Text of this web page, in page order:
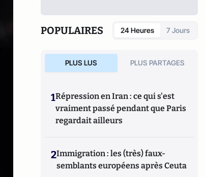
POPULAIRES 24 Heures 7 Jours
PLUS LUS PLUS PARTAGES
1Répression en Iran : ce qui s'est
vraiment passé pendant que Paris
regardait ailleurs
2Immigration : les (très) faux-
semblants européens après Ceuta